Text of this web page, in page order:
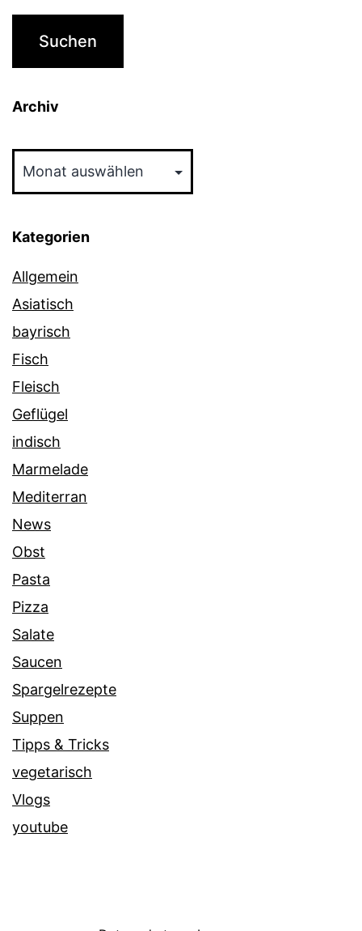
Archiv
Kategorien
Allgemein
Asiatisch
bayrisch
Fisch
Fleisch
Geflügel
indisch
Marmelade
Mediterran
News
Obst
Pasta
Pizza
Salate
Saucen
Spargelrezepte
Suppen
Tipps & Tricks
vegetarisch
Vlogs
youtube